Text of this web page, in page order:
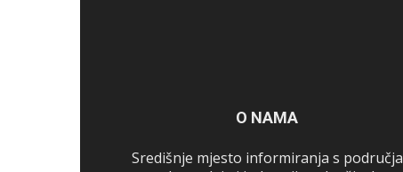
O NAMA
Središnje mjesto informiranja s područja